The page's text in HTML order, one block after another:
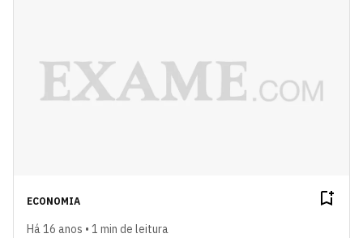
ECONOMIA
Há 16 anos • 1 min de leitura